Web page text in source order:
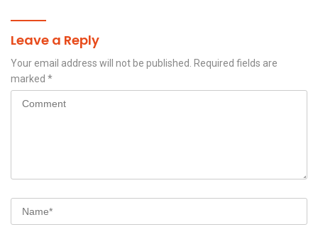
Leave a Reply
Your email address will not be published.
Required fields are
marked *